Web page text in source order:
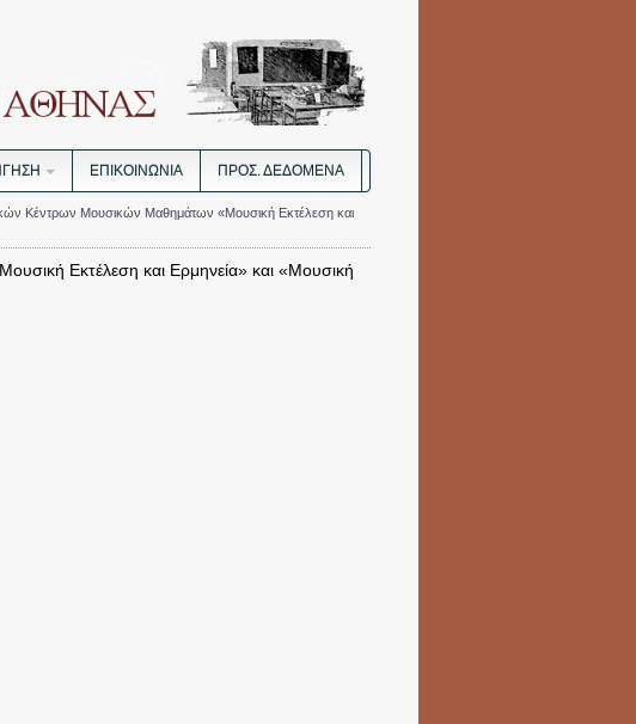
ΕΠΙΚΟΙΝΩΝΙΑ ΠΡΟΣ. ΔΕΔΟΜΈΝΑ
Κέντρων Μουσικών Μαθημάτων «Μουσική Εκτέλεση και
Εκτέλεση και Ερμηνεία» και «Μουσική